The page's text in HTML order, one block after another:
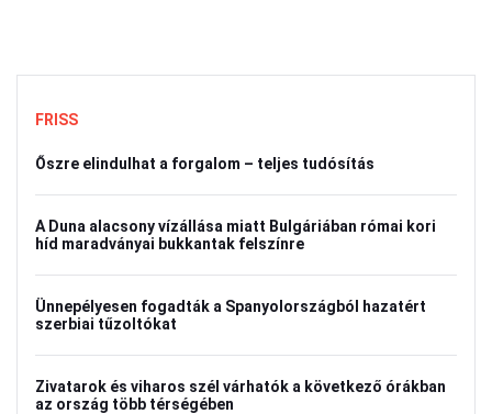
FRISS
Őszre elindulhat a forgalom – teljes tudósítás
A Duna alacsony vízállása miatt Bulgáriában római kori
híd maradványai bukkantak felszínre
Ünnepélyesen fogadták a Spanyolországból hazatért
szerbiai tűzoltókat
Zivatarok és viharos szél várhatók a következő órákban
az ország több térségében